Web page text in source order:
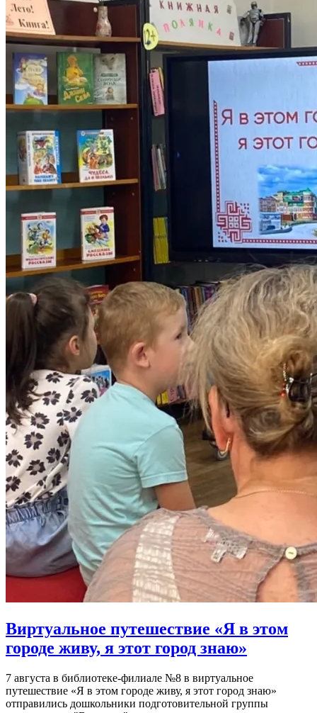
Виртуальное путешествие «Я в этом
городе живу, я этот город знаю»
7 августа в библиотеке-филиале №8 в виртуальное
путешествие «Я в этом городе живу, я этот город знаю»
отправились дошкольники подготовительной группы